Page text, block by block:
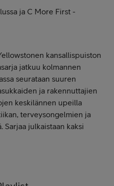
ja C More First -
kansallispuiston
jatkuu kolmannen
seurataan suuren
ja rakennuttajien
keskilännen upeilla
terveysongelmien ja
Sarjaa julkaistaan kaksi